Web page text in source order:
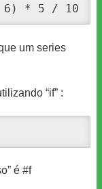
* 5 / 10
um series
“if” :
é #f